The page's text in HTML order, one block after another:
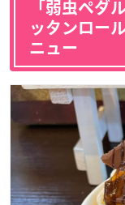
「弱虫ペダ
ッタンロー
ニュー